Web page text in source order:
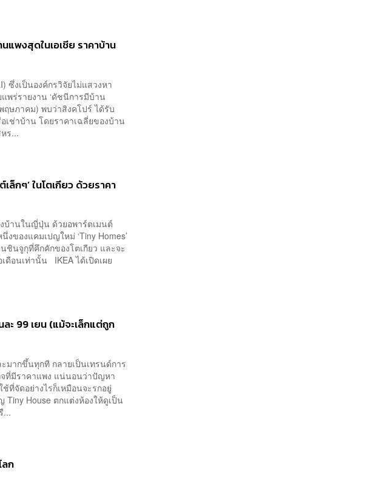
แพงสุดในเอเชีย ราคาบ้าน
ซึ่งเป็นองค์กรวิจัยไม่แสวงหา
พร่รายงาน ‘ดัชนีการมีบ้าน
ฤษภาคม) พบว่าสิงคโปร์ ได้รับ
เช่าบ้าน โดยราคาเฉลี่ยของบ้าน
ร...
ล็กๆ’ ในโตเกียว ด้วยราคา
บ้านในญี่ปุ่น ด้วยอพาร์ตเมนต์
ของแคมเปญใหม่ ‘Tiny Homes’
ชินจูกุที่คึกคักของโตเกียว และจะ
ดือนเท่านั้น IKEA ได้เปิดเผย
ะ 99 เยน (แม้จะเล็กแต่ถูก
ากขึ้นทุกที กลายเป็นเทรนด์การ
ที่มีราคาแพง แน่นอนว่าปัญหา
ที่จัดอย่างไรก็เหมือนจะรกอยู่
Tiny House ตกแต่งห้องให้ดูเป็น
...
ก